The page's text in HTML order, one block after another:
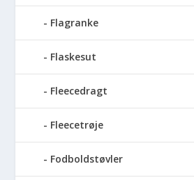
Flagranke
Flaskesut
Fleecedragt
Fleecetrøje
Fodboldstøvler